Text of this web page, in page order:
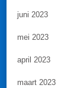
juni 2023
mei 2023
april 2023
maart 2023